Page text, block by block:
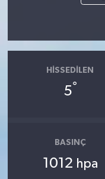
HISSEDILEN
5°
BASINÇ
1012 hpa